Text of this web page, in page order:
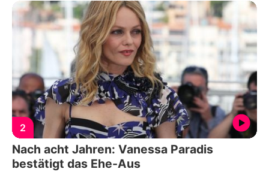
2
Nach acht Jahren: Vanessa Paradis
bestätigt das Ehe-Aus